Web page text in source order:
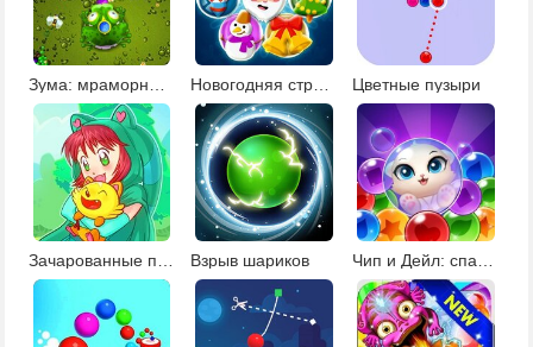
Новогодняя стрелялка по шарикам Цветные пузыри
Взрыв шариков